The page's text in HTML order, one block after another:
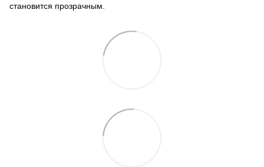
становится прозрачным.